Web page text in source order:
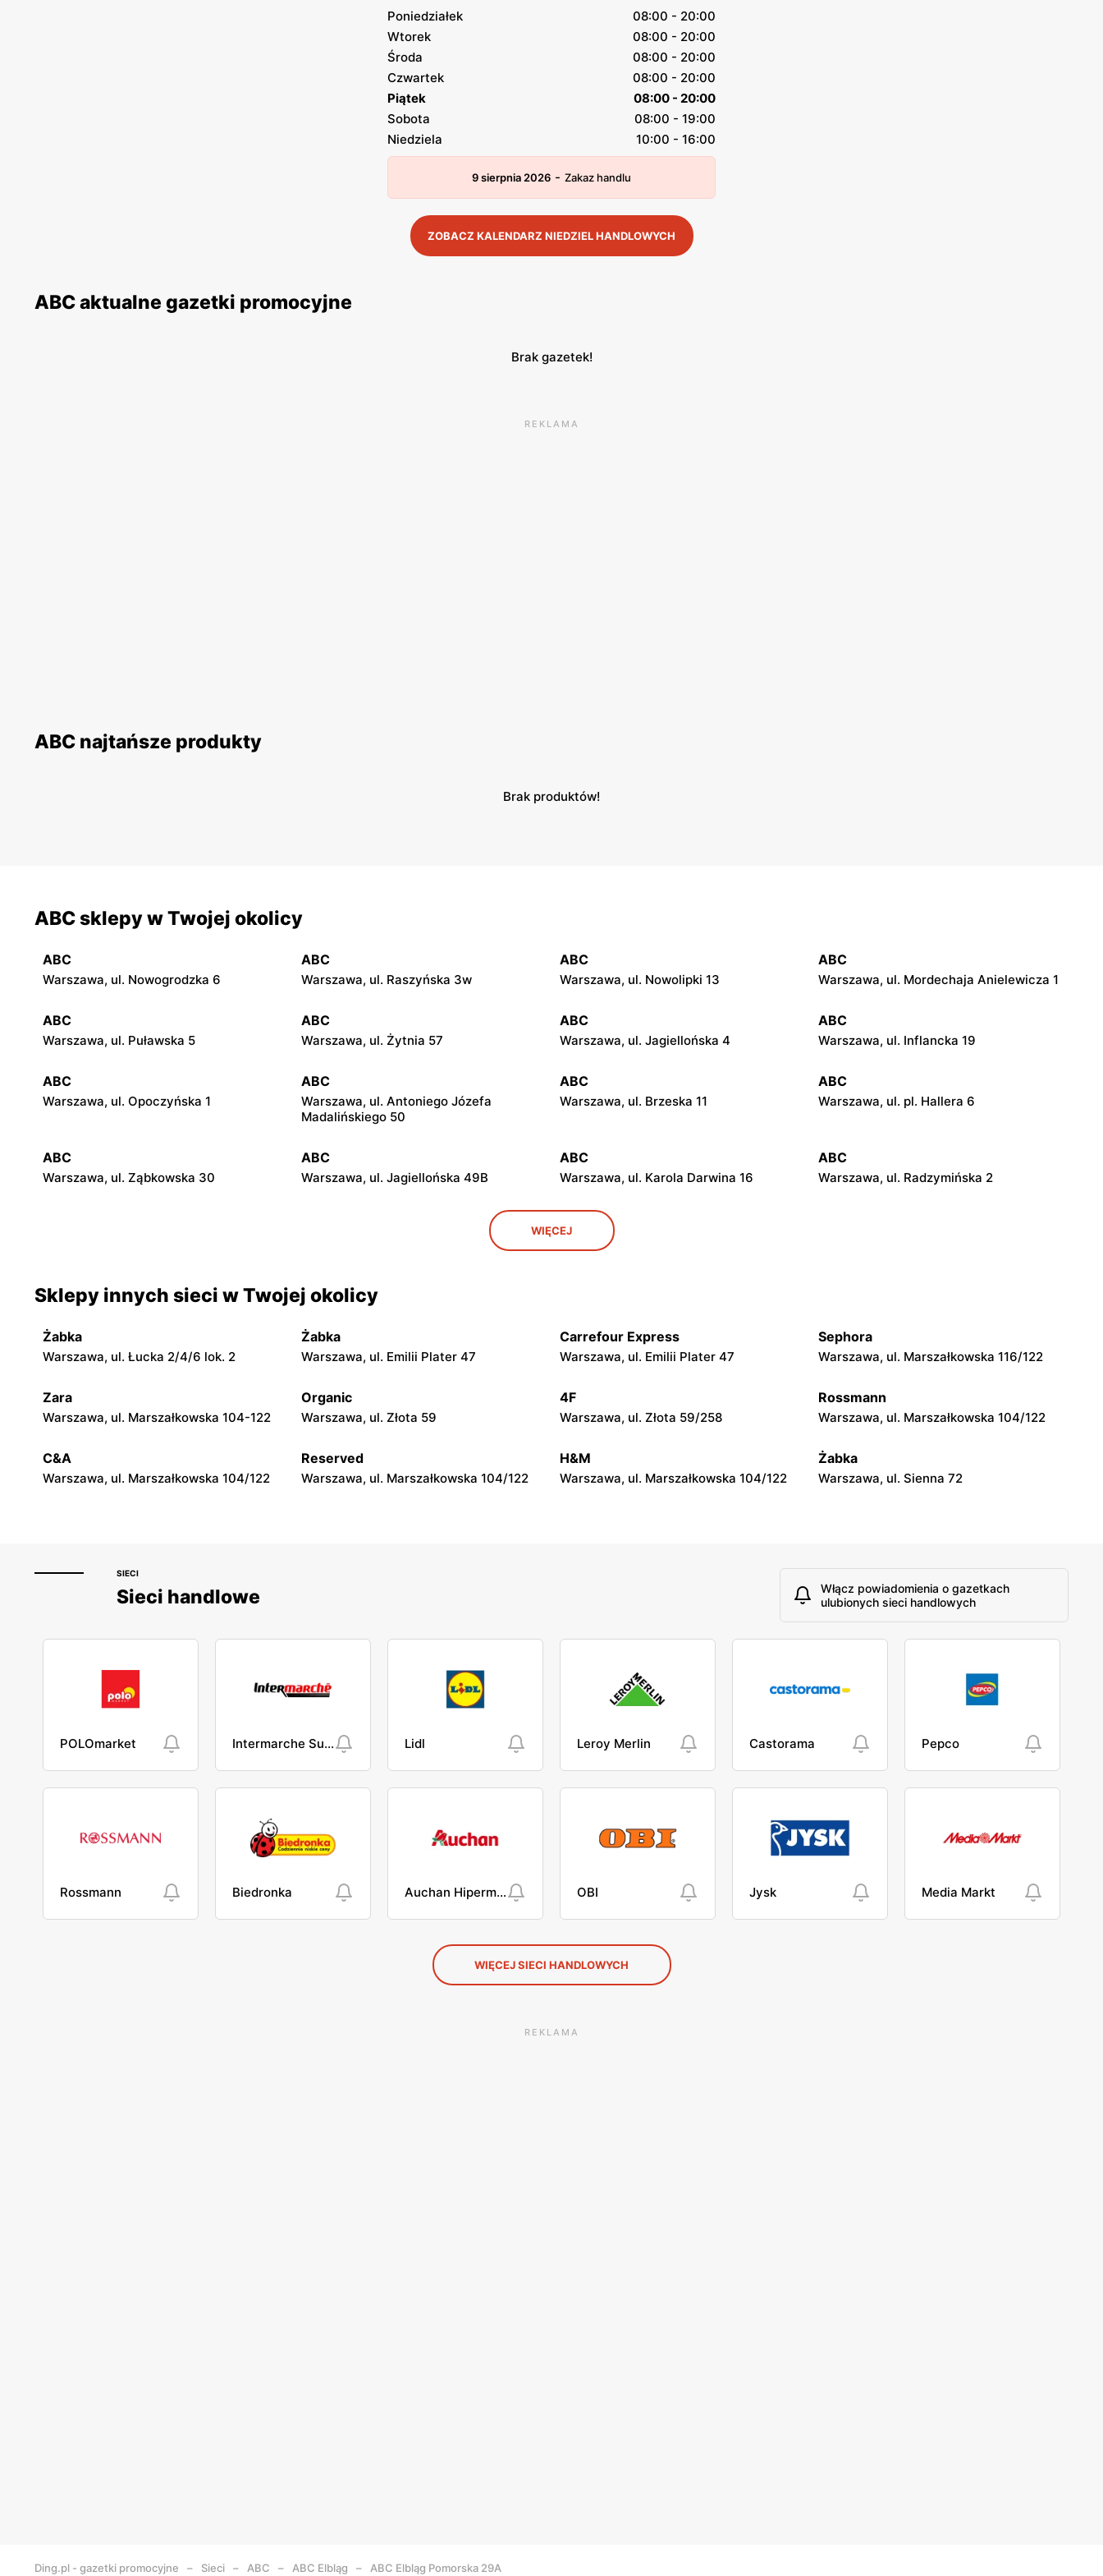
Poniedziałek
08:00 - 20:00
Wtorek
08:00 - 20:00
Środa
08:00 - 20:00
Czwartek
08:00 - 20:00
Piątek
08:00 - 20:00
Sobota
08:00 - 19:00
Niedziela
10:00 - 16:00
9 sierpnia 2026 - Zakaz handlu
ZOBACZ KALENDARZ NIEDZIEL HANDLOWYCH
ABC aktualne gazetki promocyjne
Brak gazetek!
REKLAMA
ABC najtańsze produkty
Brak produktów!
ABC sklepy w Twojej okolicy
ABC
Warszawa, ul. Nowogrodzka 6
ABC
Warszawa, ul. Raszyńska 3w
ABC
Warszawa, ul. Nowolipki 13
ABC
Warszawa, ul. Mordechaja Anielewicza 1
ABC
Warszawa, ul. Puławska 5
ABC
Warszawa, ul. Żytnia 57
ABC
Warszawa, ul. Jagiellońska 4
ABC
Warszawa, ul. Inflancka 19
ABC
Warszawa, ul. Opoczyńska 1
ABC
Warszawa, ul. Antoniego Józefa
Madalińskiego 50
ABC
Warszawa, ul. Brzeska 11
ABC
Warszawa, ul. pl. Hallera 6
ABC
Warszawa, ul. Ząbkowska 30
ABC
Warszawa, ul. Jagiellońska 49B
ABC
Warszawa, ul. Karola Darwina 16
ABC
Warszawa, ul. Radzymińska 2
Warszawa, ul. Grochowska 321
Warszawa, ul. Kowieńska 20 Warszawa, ul. Chełmska 9
ABC
Warszawa, ul. Staniewicka 24
ABC
Warszawa, ul. Ludwika Kickiego 12
ABC
Warszawa, ul. Grenadierów 2
ABC
Warszawa, ul. Jana Kochanowskiego 39
ABC
Warszawa, ul. Andrzeja Sołtana 2A
ABC
Warszawa, ul. Samarytanka 3
ABC
Warszawa, ul. Sulejkowska 43
ABC
Warszawa, ul. Akermańska 3
WIĘCEJ
Sklepy innych sieci w Twojej okolicy
Żabka
Warszawa, ul. Łucka 2/4/6 lok. 2
Żabka
Warszawa, ul. Emilii Plater 47
Carrefour Express
Warszawa, ul. Emilii Plater 47
Sephora
Warszawa, ul. Marszałkowska 116/122
Zara
Warszawa, ul. Marszałkowska 104-122
Organic
Warszawa, ul. Złota 59
4F
Warszawa, ul. Złota 59/258
Rossmann
Warszawa, ul. Marszałkowska 104/122
C&A
Warszawa, ul. Marszałkowska 104/122
Reserved
Warszawa, ul. Marszałkowska 104/122
H&M
Warszawa, ul. Marszałkowska 104/122
Żabka
Warszawa, ul. Sienna 72
SIECI
Sieci handlowe
Włącz powiadomienia o gazetkach
ulubionych sieci handlowych
POLOmarket Intermarche Super Lidl Leroy Merlin Castorama Pepco
Rossmann Biedronka Auchan Hipermarket OBI Jysk Media Markt
WIĘCEJ SIECI HANDLOWYCH
REKLAMA
Ding.pl - gazetki promocyjne Sieci ABC ABC Elbląg ABC Elbląg Pomorska 29A